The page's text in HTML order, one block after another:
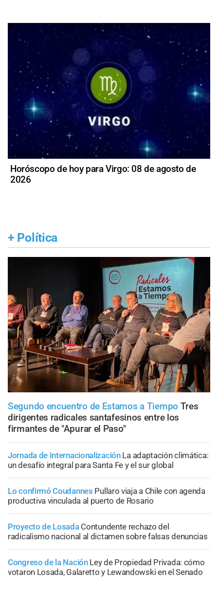
Horóscopo de hoy para Virgo: 08 de agosto de
2026
+ Política
Segundo encuentro de Estamos a Tiempo Tres
dirigentes radicales santafesinos entre los
firmantes de "Apurar el Paso"
Jornada de Internacionalización La adaptación climática:
un desafío integral para Santa Fe y el sur global
Lo confirmó Coudannes Pullaro viaja a Chile con agenda
productiva vinculada al puerto de Rosario
Proyecto de Losada Contundente rechazo del
radicalismo nacional al dictamen sobre falsas denuncias
Congreso de la Nación Ley de Propiedad Privada: cómo
votaron Losada, Galaretto y Lewandowski en el Senado